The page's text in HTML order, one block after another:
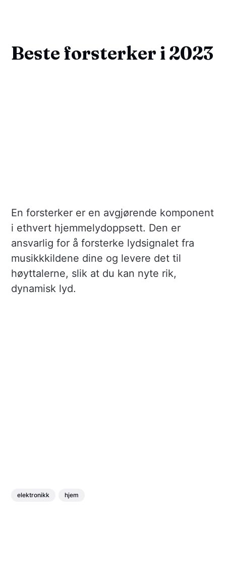
Beste forsterker i 2023
En forsterker er en avgjørende komponent
i ethvert hjemmelydoppsett. Den er
ansvarlig for å forsterke lydsignalet fra
musikkkildene dine og levere det til
høyttalerne, slik at du kan nyte rik,
dynamisk lyd.
elektronikk hjem